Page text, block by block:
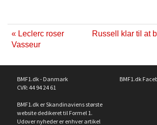
« Leclerc roser
Vasseur
Russell klar til at
BMF1.dk - Danmark
CVR: 44 94 24 61
BMF1.dk er Skandinaviens største
website dedikeret til Formel 1.
Udover nyheder er enhver artikel
BMF1.dk